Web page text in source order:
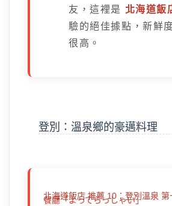
友，這裡是 北海道飯
驗的絕佳據點，新鮮
很高。
登別：溫泉鄉的豪邁料理
北海道飯店 推薦 10：登別溫泉 第
餐廳「よってらっしゃい」